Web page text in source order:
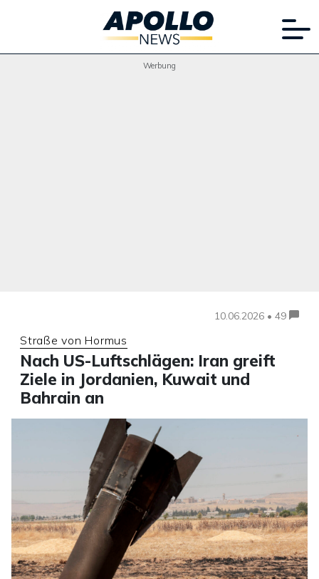
Werbung
10.06.2026 • 49
Straße von Hormus
Nach US-Luftschlägen: Iran greift
Ziele in Jordanien, Kuwait und
Bahrain an